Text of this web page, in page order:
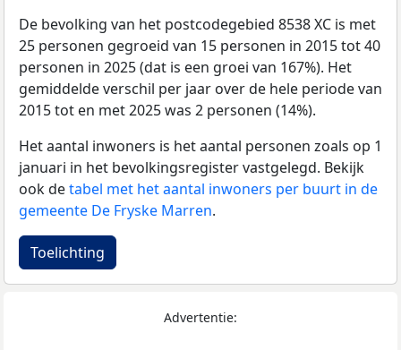
De bevolking van het postcodegebied 8538 XC is met
25 personen gegroeid van 15 personen in 2015 tot 40
personen in 2025 (dat is een groei van 167%). Het
gemiddelde verschil per jaar over de hele periode van
2015 tot en met 2025 was 2 personen (14%).
Het aantal inwoners is het aantal personen zoals op 1
januari in het bevolkingsregister vastgelegd. Bekijk
ook detabel met het aantal inwoners per buurt in de
gemeente De Fryske Marren.
Toelichting
Advertentie: